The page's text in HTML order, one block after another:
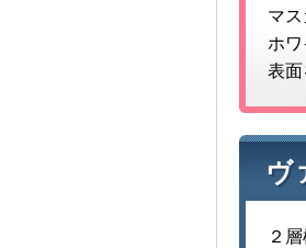
マ
ホ
表面
ヴ
２